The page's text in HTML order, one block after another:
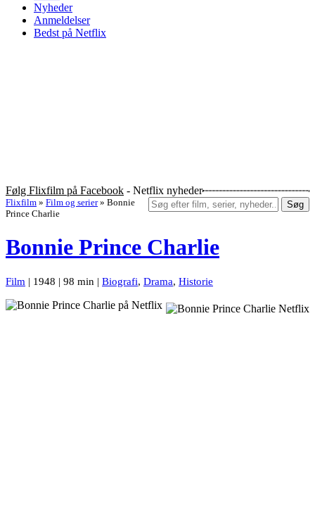
Nyheder
Anmeldelser
Bedst på Netflix
Følg Flixfilm på Facebook - Netflix nyheder
Søg
Flixfilm » Film og serier » Bonnie
Prince Charlie
Bonnie Prince Charlie
Film | 1948 | 98 min | Biografi, Drama, Historie